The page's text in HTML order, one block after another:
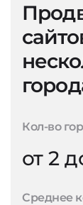
Кол-во
от 2
Среднее